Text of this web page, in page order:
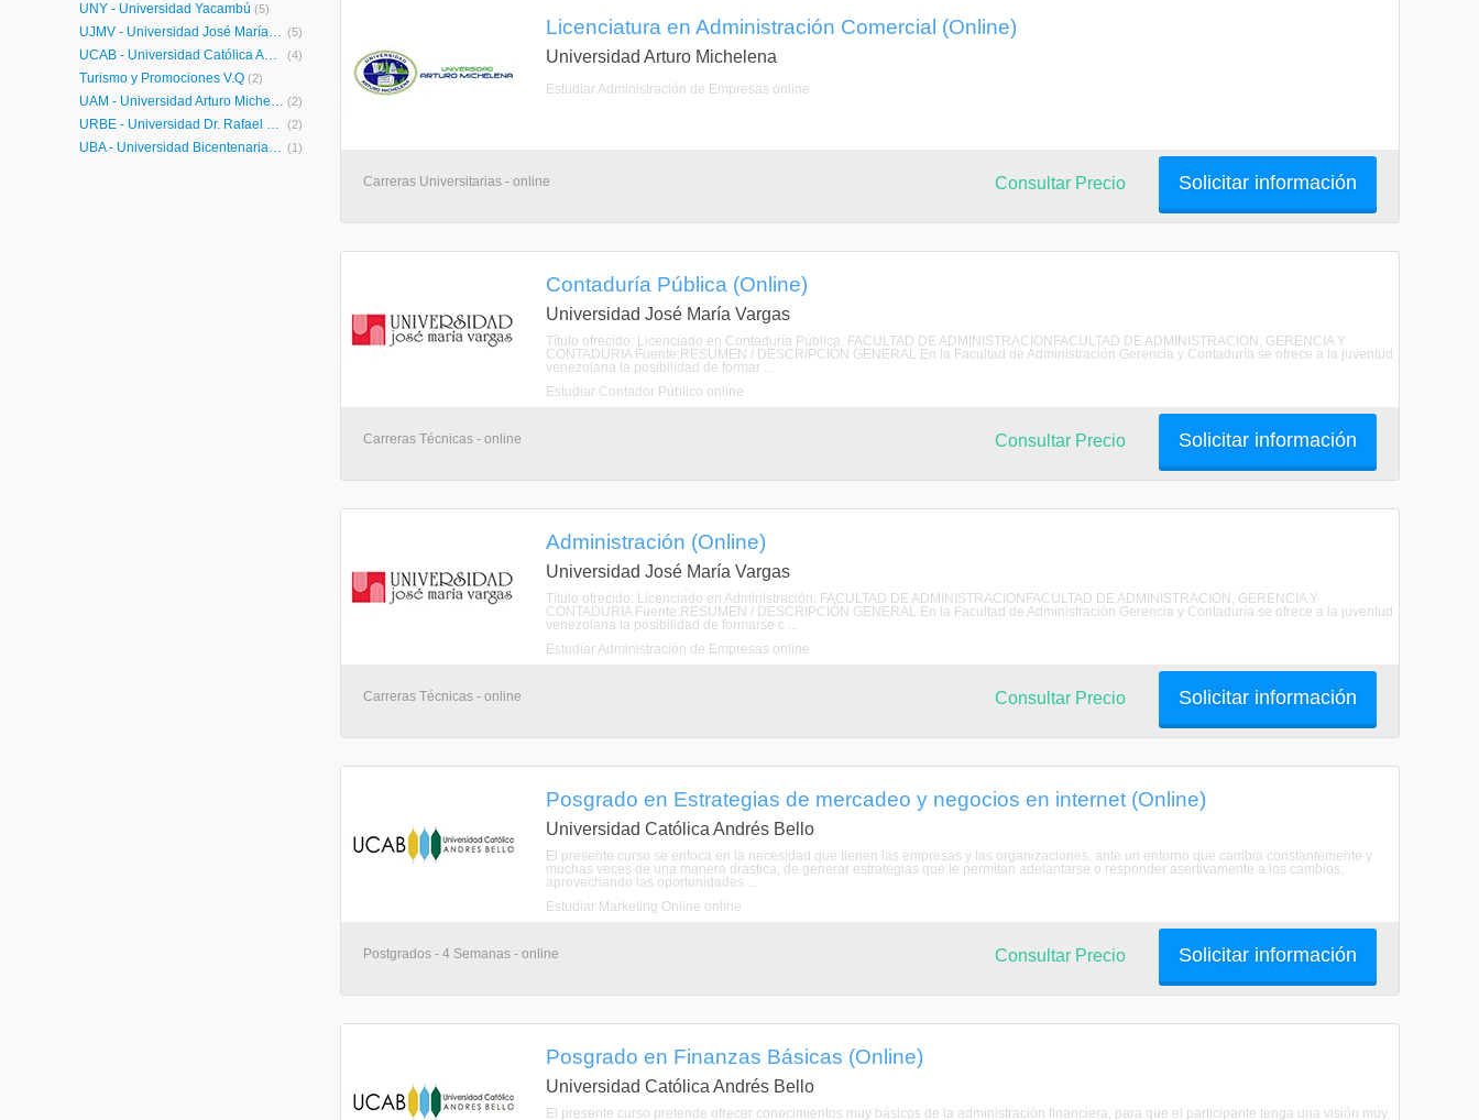
UNY - Universidad Yacambú (5)
UJMV - Universidad José María Vargas (5)
UCAB - Universidad Católica Andrés Bello (4)
Turismo y Promociones V.Q (2)
UAM - Universidad Arturo Michelena (2)
URBE - Universidad Dr. Rafael Belloso Chacín (2)
UBA - Universidad Bicentenaria de Aragua (1)
Licenciatura en Administración Comercial (Online)
Universidad Arturo Michelena
Estudiar Administración de Empresas online
Carreras Universitarias - online Solicitar información
Consultar Precio
Contaduría Pública (Online)
Universidad José María Vargas
Título ofrecido: Licenciado en Contaduría Pública. FACULTAD DE ADMINISTRACIONFACULTAD DE ADMINISTRACION, GERENCIA Y
CONTADURIA Fuente:RESUMEN / DESCRIPCIÓN GENERAL En la Facultad de Administración Gerencia y Contaduría se ofrece a la juventud
venezolana la posibilidad de formar ...
Estudiar Contador Público online
Carreras Técnicas - online Solicitar información
Consultar Precio
Administración (Online)
Universidad José María Vargas
Título ofrecido: Licenciado en Administración. FACULTAD DE ADMINISTRACIONFACULTAD DE ADMINISTRACION, GERENCIA Y
CONTADURIA Fuente:RESUMEN / DESCRIPCIÓN GENERAL En la Facultad de Administración Gerencia y Contaduría se ofrece a la juventud
venezolana la posibilidad de formarse c ...
Estudiar Administración de Empresas online
Carreras Técnicas - online Solicitar información
Consultar Precio
Posgrado en Estrategias de mercadeo y negocios en internet (Online)
Universidad Católica Andrés Bello
El presente curso se enfoca en la necesidad que tienen las empresas y las organizaciones, ante un entorno que cambia constantemente y
muchas veces de una manera drástica, de generar estrategias que le permitan adelantarse o responder asertivamente a los cambios,
aprovechando las oportunidades ...
Estudiar Marketing Online online
Postgrados - 4 Semanas - online Solicitar información
Consultar Precio
Posgrado en Finanzas Básicas (Online)
Universidad Católica Andrés Bello
El presente curso pretende ofrecer conocimientos muy básicos de la administración financiera, para que el participante tenga una visión muy